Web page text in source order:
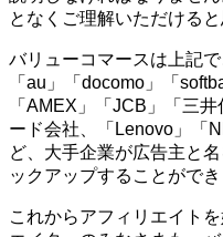
となくご理解いただけると
バリューコマースは上記
「au」「docomo」「
「AMEX」「JCB」「三
ード会社、「Lenovo」「
ど、大手企業が広告主と
ックアップすることができ
これからアフィリエイト